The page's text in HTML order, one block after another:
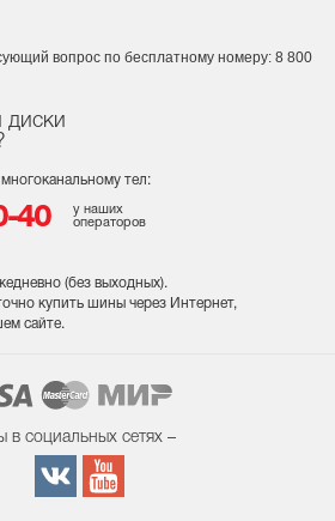
диски
тел:
40
у наших
операторов
(без выходных).
купить шины через Интернет,
сайте.
вопрос по бесплатному номеру: 8 800
в социальных сетях –